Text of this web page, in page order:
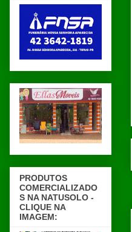
PRODUTOS
COMERCIALIZADO
S NA NATUSOLO -
CLIQUE NA
IMAGEM: